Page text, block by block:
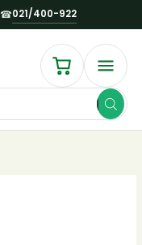
☎021/400-922